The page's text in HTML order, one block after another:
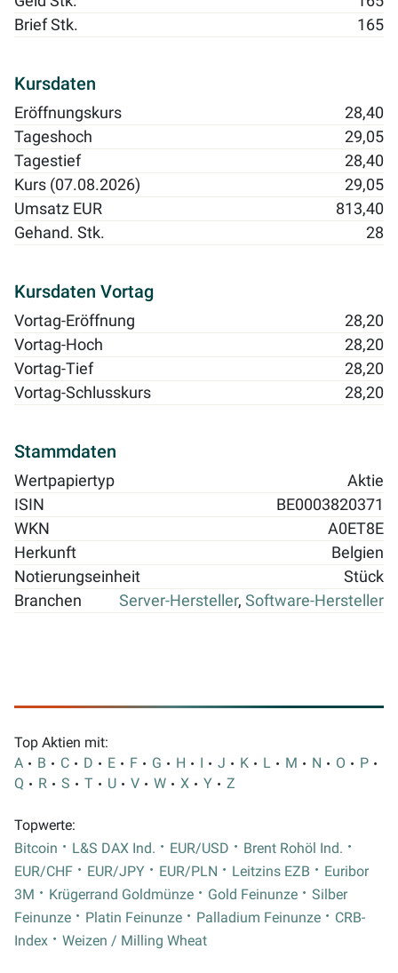
Brief Stk.
165
Kursdaten
Eröffnungskurs
28,40
Tageshoch
29,05
Tagestief
28,40
Kurs (07.08.2026)
29,05
Umsatz EUR
813,40
Gehand. Stk.
28
Kursdaten Vortag
Vortag-Eröffnung
28,20
Vortag-Hoch
28,20
Vortag-Tief
28,20
Vortag-Schlusskurs
28,20
Stammdaten
Wertpapiertyp
Aktie
ISIN
BE0003820371
WKN
A0ET8E
Herkunft
Belgien
Notierungseinheit
Stück
Branchen
Server-Hersteller, Software-Hersteller
Top Aktien mit:
A
B C D E F G H I J K L M N O
P
Q
R S T U V W X Y Z
Topwerte:
Bitcoin
L&S DAX Ind. EUR/USD
Brent Rohöl Ind.
EUR/CHF
EUR/JPY EUR/PLN Leitzins EZB
Euribor
3M
Krügerrand Goldmünze Gold Feinunze
Silber
Feinunze
Platin Feinunze Palladium Feinunze
CRB-
Index
Weizen / Milling Wheat